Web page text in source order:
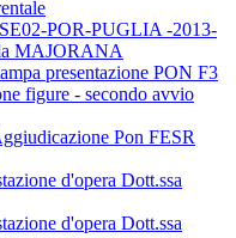
POR-PUGLIA -2013-
MAJORANA
presentazione PON F3
figure - secondo avvio
Pon FESR
d'opera Dott.ssa
d'opera Dott.ssa